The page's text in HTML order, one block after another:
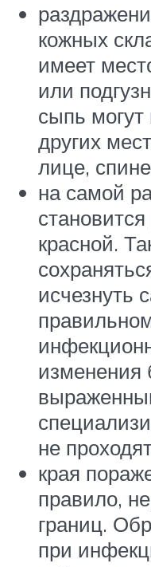
кожных
имеет
или
сыпь могут
других
лице,
на самой
красной.
исчезнуть
изменения
не
края
правило,
границ.
при